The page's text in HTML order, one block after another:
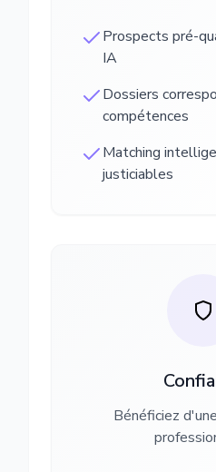
Prospects pré-
IA
Dossiers
compétences
Matching
justiciables
Bénéficiez